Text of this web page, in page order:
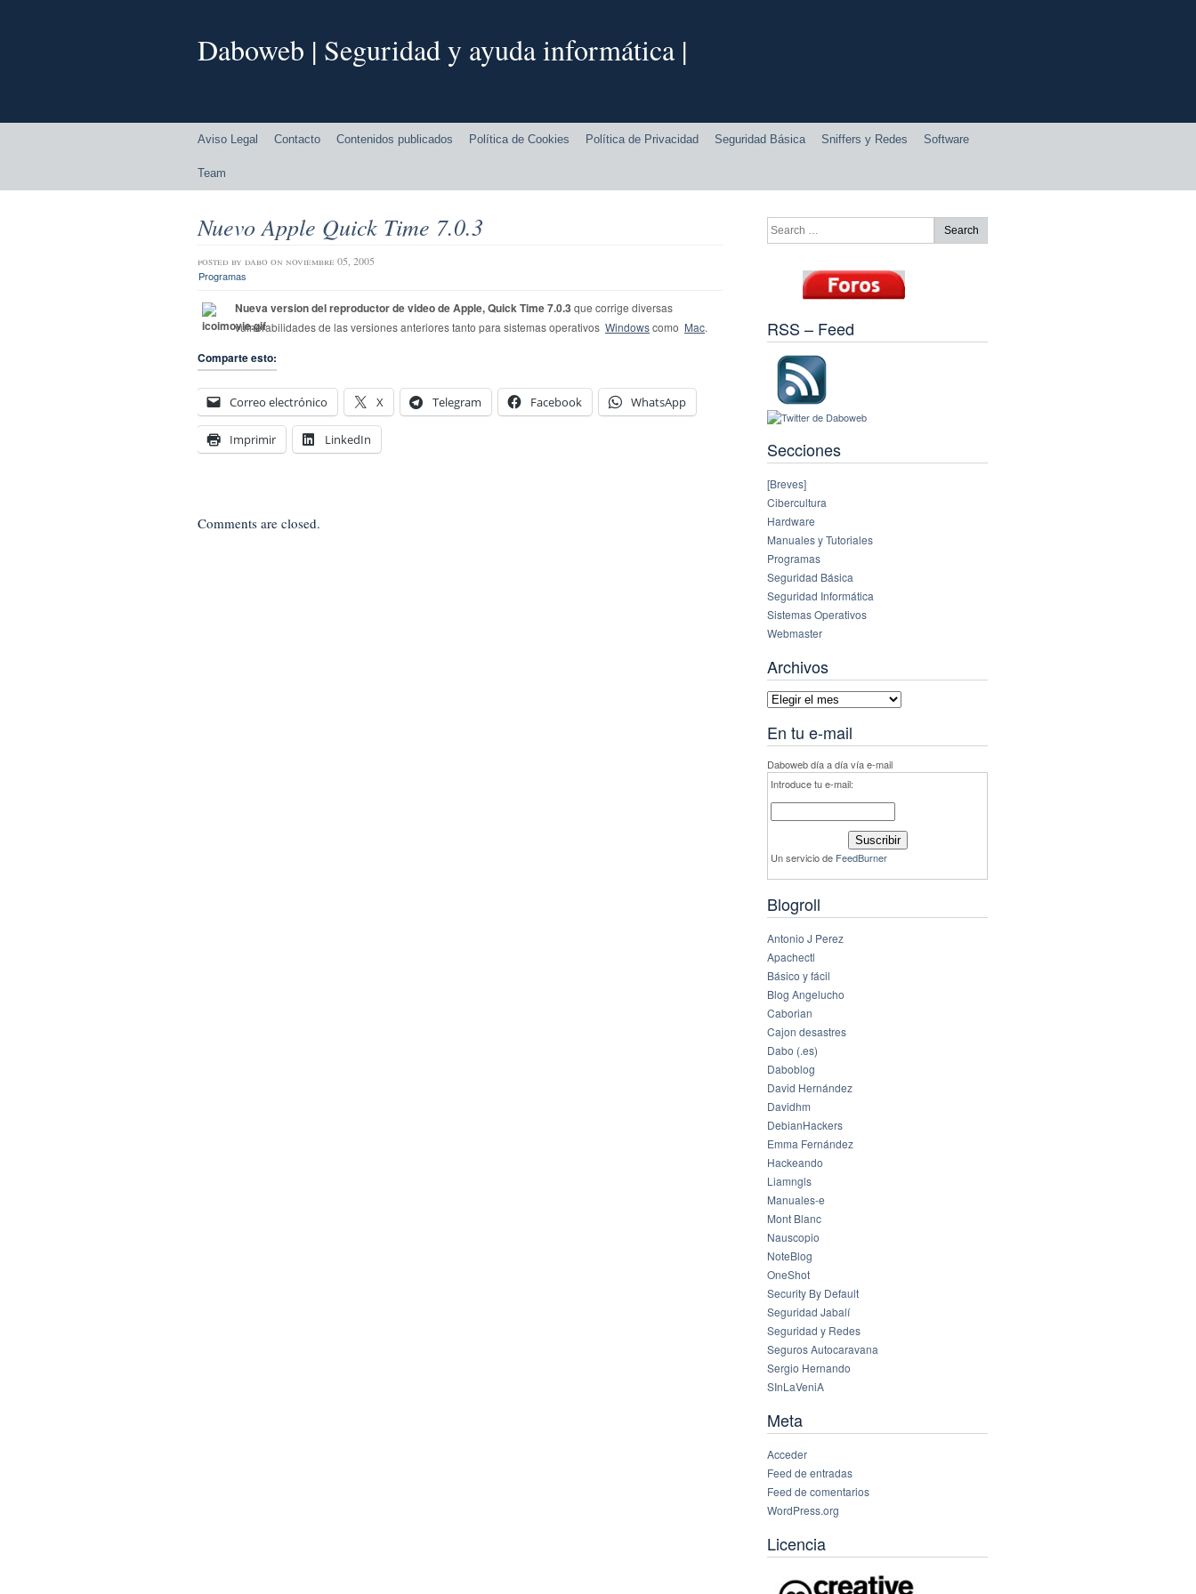
Daboweb | Seguridad y ayuda informática |
Aviso Legal Contacto Contenidos publicados Política de Cookies Política de Privacidad Seguridad Básica Sniffers y Redes Software
Team
Nuevo Apple Quick Time 7.0.3
posted by dabo on noviembre 05, 2005
Programas
Nueva version del reproductor de video de Apple, Quick Time7.0.3 que corrige diversas
vulnerabilidades de las versiones anteriores tanto para sistemas operativos Windowscomo Mac.
Comparte esto:
Correo electrónico X Telegram Facebook WhatsApp
Imprimir LinkedIn
Comments are closed.
RSS – Feed
Secciones
[Breves]
Cibercultura
Hardware
Manuales y Tutoriales
Programas
Seguridad Básica
Seguridad Informática
Sistemas Operativos
Webmaster
Archivos
Archivos
En tu e-mail
Daboweb día a día vía e-mail
Introduce tu e-mail:
Un servicio de FeedBurner
Blogroll
Antonio J Perez
Apachectl
Básico y fácil
Blog Angelucho
Caborian
Cajon desastres
Dabo (.es)
Daboblog
David Hernández
Davidhm
DebianHackers
Emma Fernández
Hackeando
Liamngls
Manuales-e
Mont Blanc
Nauscopio
NoteBlog
OneShot
Security By Default
Seguridad Jabalí
Seguridad y Redes
Seguros Autocaravana
Sergio Hernando
SInLaVeniA
Meta
Acceder
Feed de entradas
Feed de comentarios
WordPress.org
Licencia